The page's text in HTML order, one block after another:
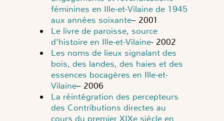
féminines en Ille-et-Vilaine de 1945
aux années soixante– 2001
Le livre de paroisse, source
d’histoire en Ille-et-Vilaine- 2002
Les noms de lieux signalant des
bois, des landes, des haies et des
essences bocagères en Ille-et-
Vilaine– 2006
La réintégration des percepteurs
des Contributions directes au
cours du premier XIXe siècle en